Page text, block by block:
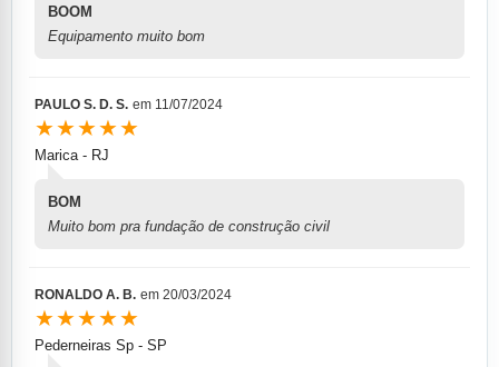
BOOM
Equipamento muito bom
PAULO S. D. S. em 11/07/2024
★★★★★
Marica - RJ
BOM
Muito bom pra fundação de construção civil
RONALDO A. B. em 20/03/2024
★★★★★
Pederneiras Sp - SP